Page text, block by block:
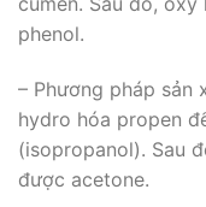
phenol.
– Phương pháp
hydro hóa propen
(isopropanol). Sau
được acetone.